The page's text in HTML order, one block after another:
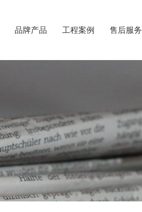
品牌产品 工程案例 售后服务